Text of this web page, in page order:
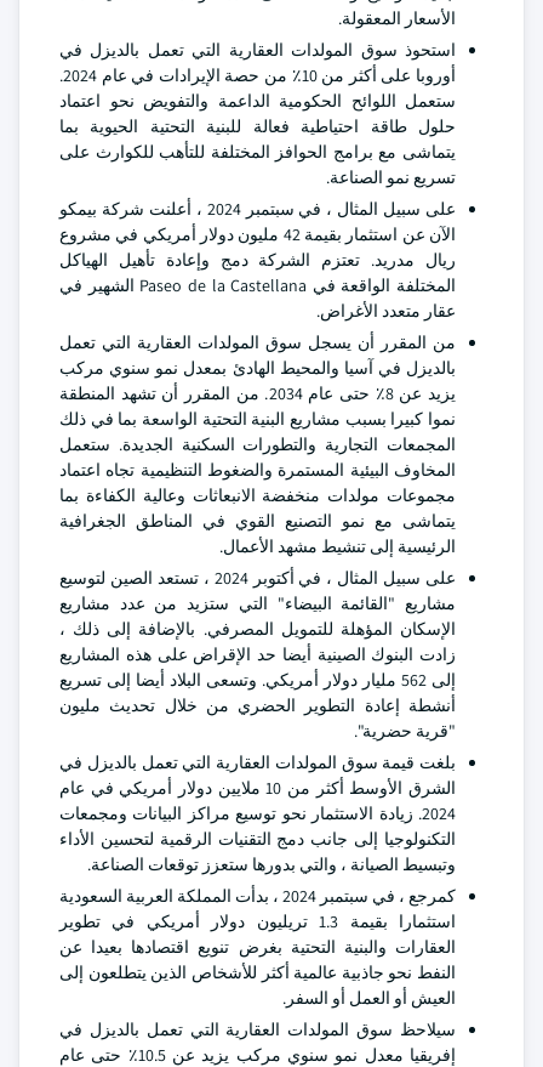
الأسعار المعقولة.
استحوذ سوق المولدات العقارية التي تعمل بالديزل في
أوروبا على أكثر من 10٪ من حصة الإيرادات في عام 2024.
ستعمل اللوائح الحكومية الداعمة والتفويض نحو اعتماد
حلول طاقة احتياطية فعالة للبنية التحتية الحيوية بما
يتماشى مع برامج الحوافز المختلفة للتأهب للكوارث على
تسريع نمو الصناعة.
على سبيل المثال ، في سبتمبر 2024 ، أعلنت شركة بيمكو
الآن عن استثمار بقيمة 42 مليون دولار أمريكي في مشروع
ريال مدريد. تعتزم الشركة دمج وإعادة تأهيل الهياكل
المختلفة الواقعة في Paseo de la Castellana الشهير في
عقار متعدد الأغراض.
من المقرر أن يسجل سوق المولدات العقارية التي تعمل
بالديزل في آسيا والمحيط الهادئ بمعدل نمو سنوي مركب
يزيد عن 8٪ حتى عام 2034. من المقرر أن تشهد المنطقة
نموا كبيرا بسبب مشاريع البنية التحتية الواسعة بما في ذلك
المجمعات التجارية والتطورات السكنية الجديدة. ستعمل
المخاوف البيئية المستمرة والضغوط التنظيمية تجاه اعتماد
مجموعات مولدات منخفضة الانبعاثات وعالية الكفاءة بما
يتماشى مع نمو التصنيع القوي في المناطق الجغرافية
الرئيسية إلى تنشيط مشهد الأعمال.
على سبيل المثال ، في أكتوبر 2024 ، تستعد الصين لتوسيع
مشاريع "القائمة البيضاء" التي ستزيد من عدد مشاريع
الإسكان المؤهلة للتمويل المصرفي. بالإضافة إلى ذلك ،
زادت البنوك الصينية أيضا حد الإقراض على هذه المشاريع
إلى 562 مليار دولار أمريكي. وتسعى البلاد أيضا إلى تسريع
أنشطة إعادة التطوير الحضري من خلال تحديث مليون
"قرية حضرية".
بلغت قيمة سوق المولدات العقارية التي تعمل بالديزل في
الشرق الأوسط أكثر من 10 ملايين دولار أمريكي في عام
2024. زيادة الاستثمار نحو توسيع مراكز البيانات ومجمعات
التكنولوجيا إلى جانب دمج التقنيات الرقمية لتحسين الأداء
وتبسيط الصيانة ، والتي بدورها ستعزز توقعات الصناعة.
كمرجع ، في سبتمبر 2024 ، بدأت المملكة العربية السعودية
استثمارا بقيمة 1.3 تريليون دولار أمريكي في تطوير
العقارات والبنية التحتية بغرض تنويع اقتصادها بعيدا عن
النفط نحو جاذبية عالمية أكثر للأشخاص الذين يتطلعون إلى
العيش أو العمل أو السفر.
سيلاحظ سوق المولدات العقارية التي تعمل بالديزل في
إفريقيا معدل نمو سنوي مركب يزيد عن 10.5٪ حتى عام